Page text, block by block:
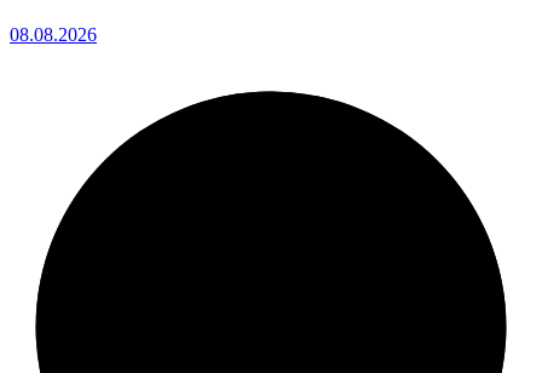
08.08.2026